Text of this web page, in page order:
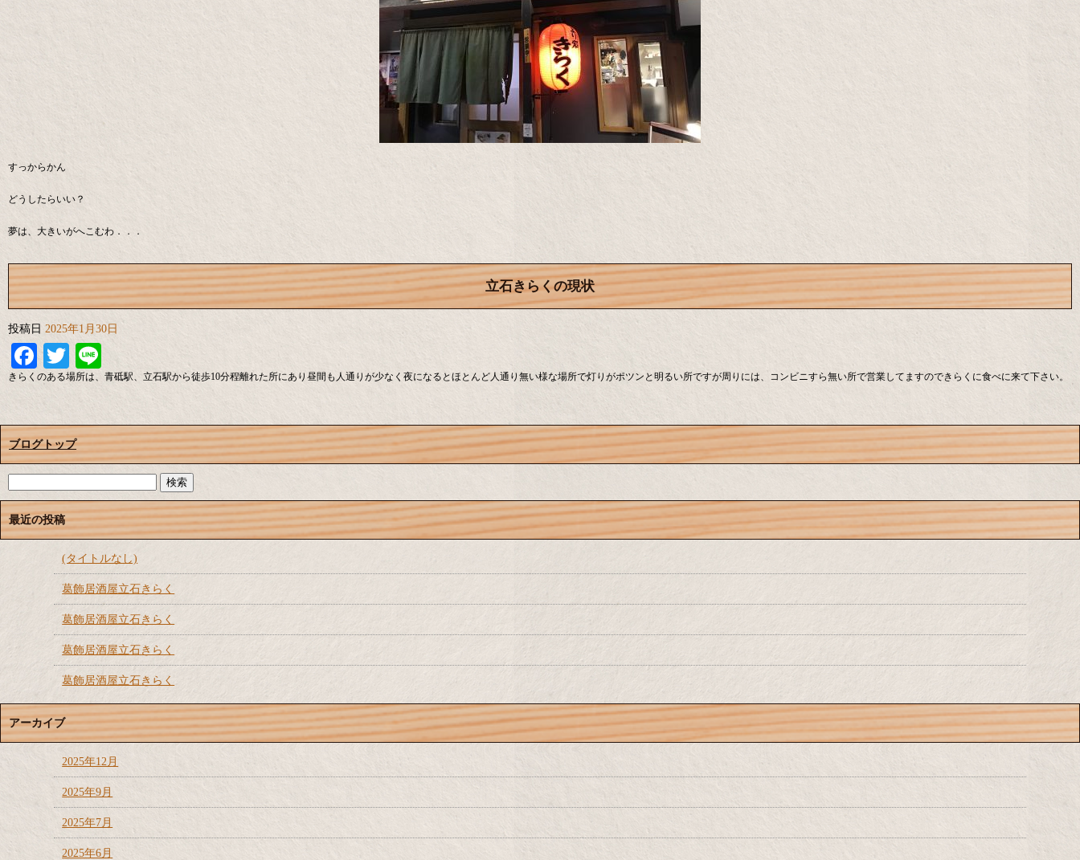
すっからかん
どうしたらいい？
夢は、大きいがへこむわ．．．
立石きらくの現状
投稿日 2025年1月30日
Facebook
Twitter
きらくのある場所は、青砥駅、立石駅から徒歩10分程離れた所にあり昼間も人通りが少なく夜になるとほとんど人通り無い様な場所で灯りがポツンと明るい所ですが周りには、コンビニすら無い所で営業してますのできらくに食べに来て下さい。
ブログトップ
最近の投稿
(タイトルなし)
葛飾居酒屋立石きらく
葛飾居酒屋立石きらく
葛飾居酒屋立石きらく
葛飾居酒屋立石きらく
アーカイブ
2025年12月
2025年9月
2025年7月
2025年6月